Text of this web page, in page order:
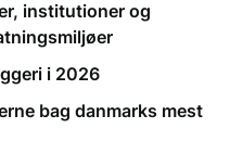
institutioner og
i 2026
bag danmarks mest